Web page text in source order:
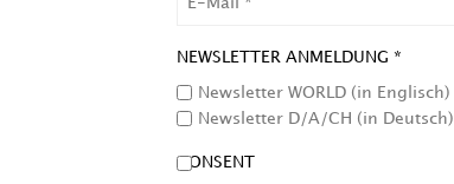
NEWSLETTER ANMELDUNG *
Newsletter WORLD (in Englisch)
Newsletter D/A/CH (in Deutsch)
CONSENT